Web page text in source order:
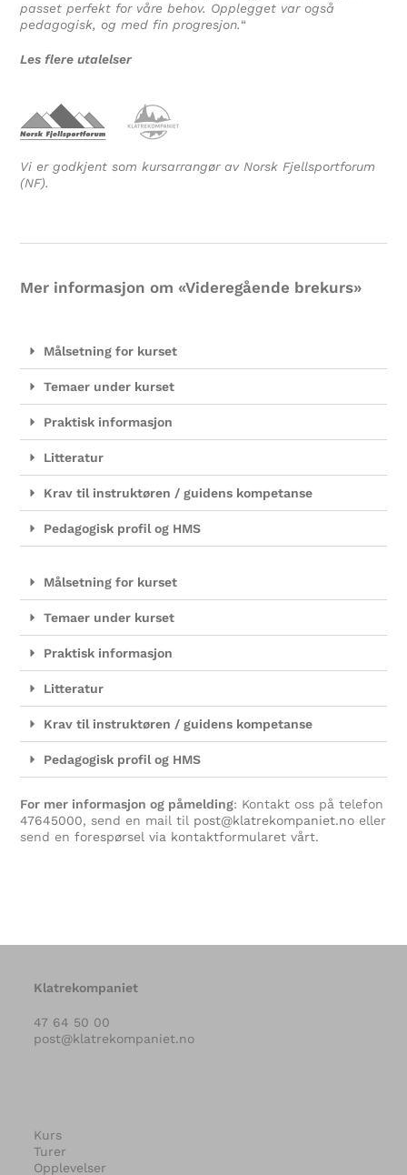
passet perfekt for våre behov. Opplegget var også
pedagogisk, og med fin progresjon.“
Les flere utalelser
Vi er godkjent som kursarrangør av Norsk Fjellsportforum
(NF).
Mer informasjon om «Videregående brekurs»
Målsetning for kurset
Temaer under kurset
Praktisk informasjon
Litteratur
Krav til instruktøren / guidens kompetanse
Pedagogisk profil og HMS
Målsetning for kurset
Temaer under kurset
Praktisk informasjon
Litteratur
Krav til instruktøren / guidens kompetanse
Pedagogisk profil og HMS
For mer informasjon og påmelding: Kontakt oss på telefon
47645000, send en mail til post@klatrekompaniet.no eller
send enforespørsel via kontaktformularet vårt.
Klatrekompaniet
47 64 50 00
post@klatrekompaniet.no
Kurs
Turer
Opplevelser